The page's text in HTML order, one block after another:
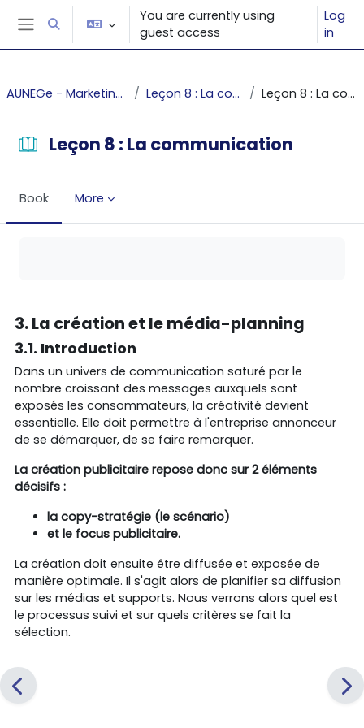
Skip to main content
Side panel
Toggle search input
You are currently using
guest access
Log
in
AUNEGe - Marketing fondamental Leçon 8 : La communication Leçon 8 : La communication
Leçon 8 : La communication
Book More
3. La création et le média-planning
3.1. Introduction
Dans un univers de communication saturé par le
nombre croissant des messages auxquels sont
exposés les consommateurs, la créativité devient
essentielle. Elle doit permettre à l'entreprise annonceur
de se démarquer, de se faire remarquer.
La création publicitaire repose donc sur 2 éléments
décisifs :
la copy-stratégie (le scénario)
et le focus publicitaire.
La création doit ensuite être diffusée et exposée de
manière optimale. Il s'agit alors de planifier sa diffusion
sur les médias et supports. Nous verrons alors quel est
le processus suivi et sur quels critères se fait la
sélection.